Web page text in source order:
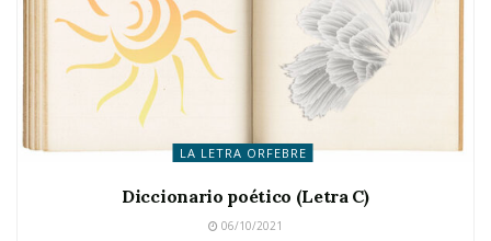
LA LETRA ORFEBRE
Diccionario poético (Letra C)
06/10/2021